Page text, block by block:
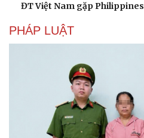
Sân khấu - Điện ảnh
ĐT Việt Nam gặp Philippines
PHÁP LUẬT